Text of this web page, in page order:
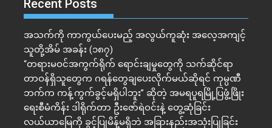
Recent Posts
အသက်ကို ကာကွယ်ပေးမည့် အလွယ်ကူဆုံး အလေ့အကျင့်
သူတို့အိမ် အခန်း (၁၈၇)
“တရားမဝင်အကွက်ရိုက် ရောင်းချမှုတွေကို သက်ဆိုင်ရာ
တာဝန်ရှိသူတွေက ဂရန်တွေချပေးလိုက်မယ်ဆိုရင် ကုမ္ပဏီ
ဘက်က ကန့်ကွက်ခွင့်မရှိပါဘူး” ဆိုတဲ့ အမရပူရမြို့ပြဖွံ့ဖြိုး
ရေးစီမံကိန်း ဒါရိုက်တာ ဦးဇော်ရဲဝင်းနဲ့ တွေ့ဆုံခြင်း
လယ်ယာမြေကို ခွင့်ပြုမိန့်မရှိဘဲ အခြားနည်းအသုံးပြုခြင်း